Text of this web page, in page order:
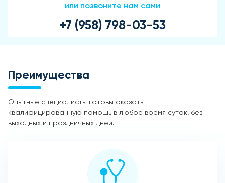
или позвоните нам сами
+7 (958) 798-03-53
Преимущества
Опытные специалисты готовы оказать
квалифицированную помощь в любое время суток, без
выходных и праздничных дней.